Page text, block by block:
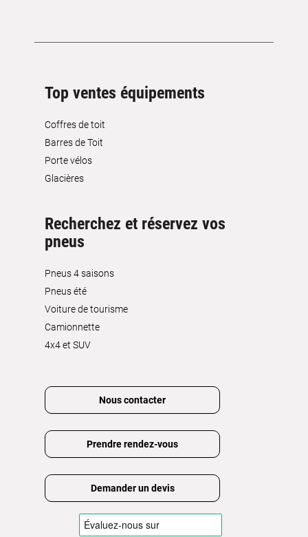
Top ventes équipements
Coffres de toit
Barres de Toit
Porte vélos
Glacières
Recherchez et réservez vos
pneus
Pneus 4 saisons
Pneus été
Voiture de tourisme
Camionnette
4x4 et SUV
Nous contacter
Prendre rendez-vous
Demander un devis